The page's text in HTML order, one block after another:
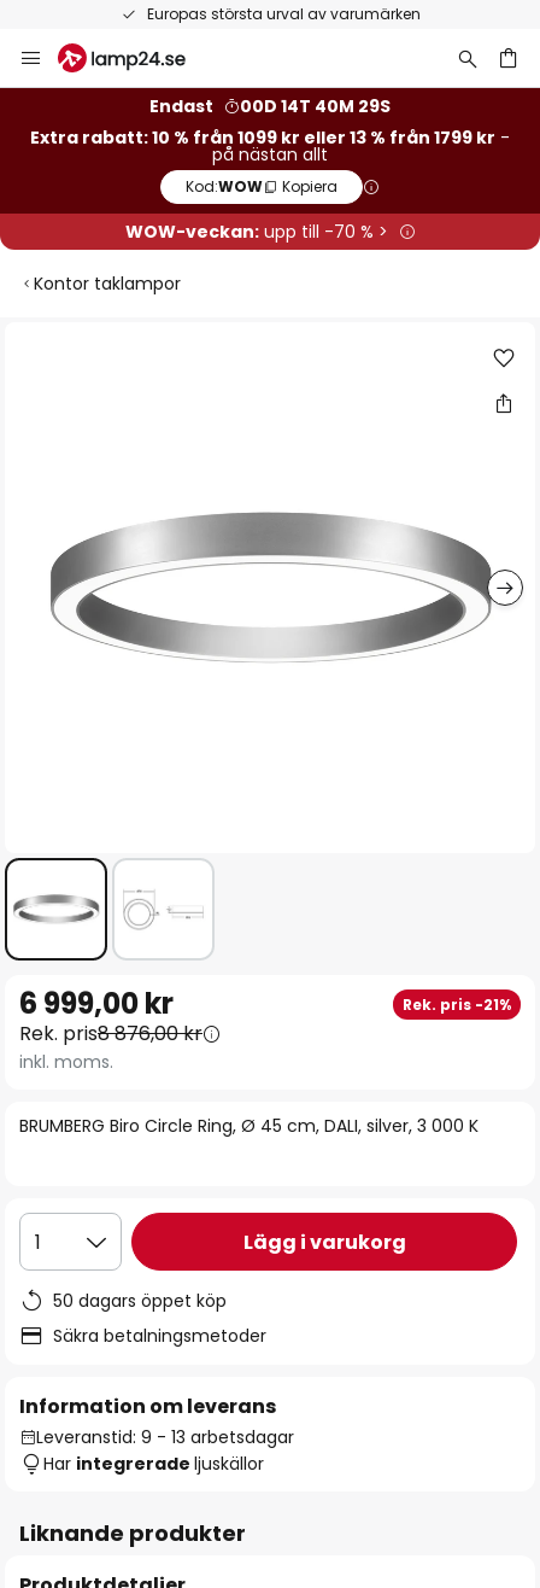
Europas största urval av varumärken
Hoppa
till
Endast
00D 14T 40M 28S
Extra rabatt: 10 % från 1099 kr eller 13 % från 1799 kr -
på nästan allt
Kod:WOW Kopiera
WOW-veckan:upp till -70 % >
Kontor taklampor
till
början
av
BRUMBERG Biro Circle Ring, Ø 45 cm, DALI, silver, 3 000 K
6 999,00 kr Rek. pris -21%
Rek. pris8 876,00 kr
inkl. moms.
1 Lägg i varukorg
50 dagars öppet köp
Säkra betalningsmetoder
Information om leverans
Leveranstid: 9 - 13 arbetsdagar
Har integrerade ljuskällor
Liknande produkter